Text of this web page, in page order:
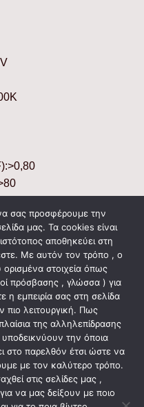
Plastic & ABS
σας προσφέρουμε την
μας. Τα cookies είναι
αποθηκεύει στη
Με αυτόν τον τρόπο , ο
στοιχεία όπως
πρόσβασης , γλώσσα ) για
η εμπειρία σας στη σελίδα
πιο λειτουργική. Πως
της αλληλεπίδρασης
την όποια
στο παρελθόν έτσι ώστε να
με τον καλύτερο τρόπο.
στις σελίδες μας ,
να μας δείξουν με ποιο